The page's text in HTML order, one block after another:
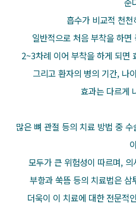
흡수가 비교적 천
일반적으로 처음 부착을 하
2~3차례 이어 부착을 하게 되면
그리고 환자의 병의 기간, 나
효과는 다르게
많은 뼈 관절 등의 치료 방법 중
이
모두가 큰 위험성이 따르며,
부항과 쑥뜸 등의 치료법은 삼
더욱이 이 치료에 대한 전문적